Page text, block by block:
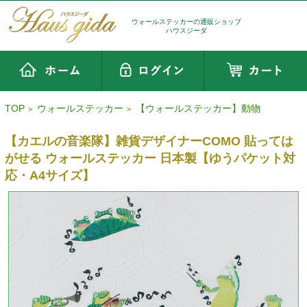
ウォールステッカーの通販ショップ
ハウスジーダ
TOP > ウォールステッカー > 【ウォールステッカー】動物
【カエルの音楽隊】雑貨デザイナーCOMO 貼っては
がせる ウォールステッカー 日本製【ゆうパケット対
応・A4サイズ】